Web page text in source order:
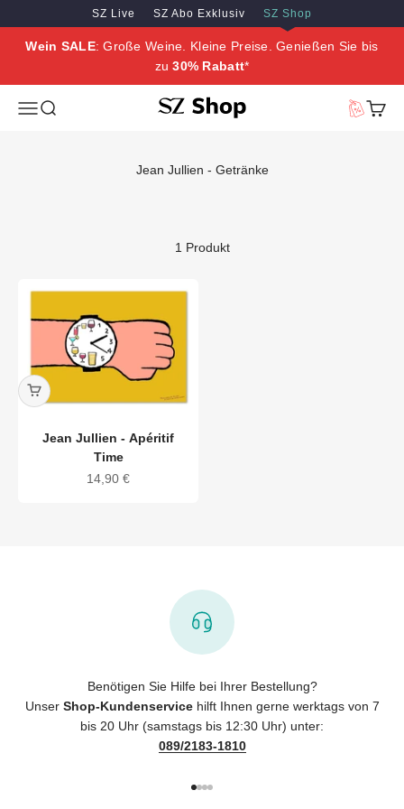
Zum Inhalt springen
Zum Hauptinhalt springen
SZ Live SZ Abo Exklusiv SZ Shop
Wein SALE: Große Weine. Kleine Preise. Genießen Sie bis
zu30% Rabatt*
MenüSuche SZ Erleben
Jean Jullien - Getränke
1 Produkt
Jean Jullien - Apéritif
Time
Angebot
14,90 €
Benötigen Sie Hilfe bei Ihrer Bestellung?
Unser Shop-Kundenservicehilft Ihnen gerne werktags von 7
bis 20 Uhr (samstags bis 12:30 Uhr) unter:
089/2183-1810